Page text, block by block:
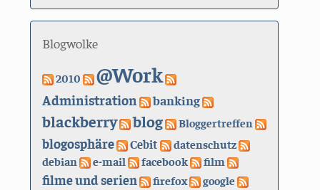
Blogwolke
2010 @Work
Administration banking
blackberry blog Bloggertreffen
blogosphäre Cebit datenschutz
debian e-mail facebook film
filme und serien firefox
google